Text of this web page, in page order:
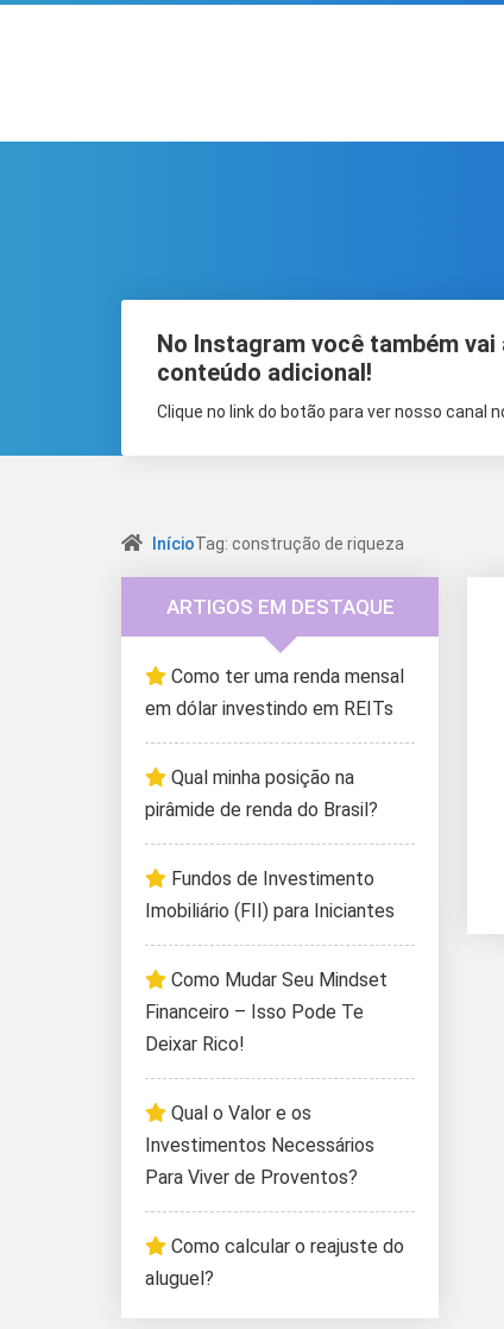
No Instagram você também
conteúdo adicional!
Clique no link do botão para ver nosso canal
InícioTag: construção de riqueza
ARTIGOS EM DESTAQUE
Como ter uma renda mensal
em dólar investindo em REITs
Qual minha posição na
pirâmide de renda do Brasil?
Fundos de Investimento
Imobiliário (FII) para Iniciantes
Como Mudar Seu Mindset
Financeiro – Isso Pode Te
Deixar Rico!
Qual o Valor e os
Investimentos Necessários
Para Viver de Proventos?
Como calcular o reajuste do
aluguel?